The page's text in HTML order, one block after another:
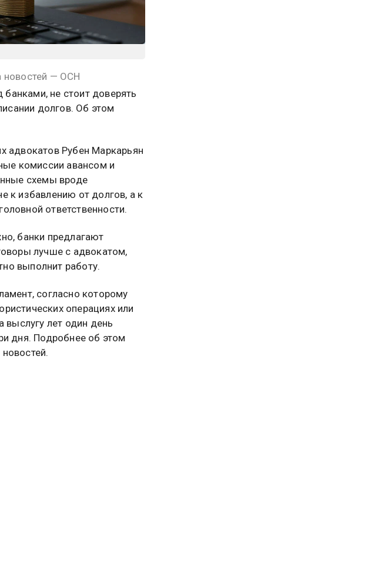
новостей — ОСН
не стоит доверять
долгов. Об этом
адвокатов Рубен Маркарьян
комиссии авансом и
схемы вроде
к избавлению от долгов, а к
ответственности.
банки предлагают
лучше с адвокатом,
выполнит работу.
согласно которому
операциях или
выслугу лет один день
дня. Подробнее об этом